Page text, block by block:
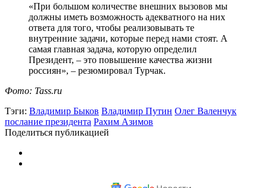
«При большом количестве внешних вызовов мы
должны иметь возможность адекватного на них
ответа для того, чтобы реализовывать те
внутренние задачи, которые перед нами стоят. А
самая главная задача, которую определил
Президент, – это повышение качества жизни
россиян», – резюмировал Турчак.
Фото: Tass.ru
Тэги: Владимир Быков Владимир Путин Олег Валенчук
послание президента Рахим Азимов
Поделиться публикацией